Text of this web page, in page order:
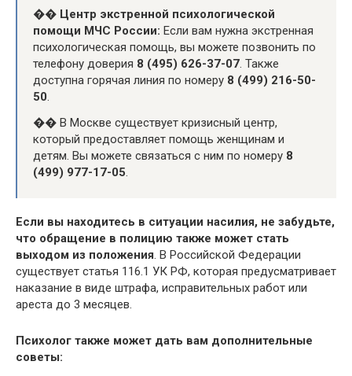
�� Центр экстренной психологической
помощи МЧС России: Если вам нужна экстренная
психологическая помощь, вы можете позвонить по
телефону доверия 8 (495) 626-37-07 . Также
доступна горячая линия по номеру 8 (499) 216-50-
50
�� В Москве существует кризисный центр,
который предоставляет помощь женщинам и
детям. Вы можете связаться с ним по номеру 8
(499) 977-17-05
Если вы находитесь в ситуации насилия, не забудьте,
что обращение в полицию также может стать
выходом из положения . В Российской Федерации
существует статья 116.1 УК РФ, которая предусматривает
наказание в виде штрафа, исправительных работ или
ареста до 3 месяцев.
Психолог также может дать вам дополнительные
советы: